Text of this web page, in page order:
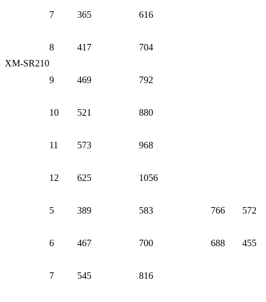
XM-SR210
7 365 616
8 417 704
9 469 792
10 521 880
11 573 968
12 625 1056
5 389 583 766 572
6 467 700 688 455
7 545 816